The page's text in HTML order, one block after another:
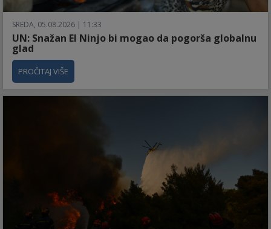
SREDA, 05.08.2026 | 11:33
UN: Snažan El Ninjo bi mogao da pogorša globalnu
glad
PROČITAJ VIŠE